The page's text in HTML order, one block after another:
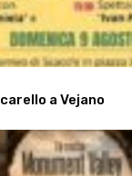
a Vejano